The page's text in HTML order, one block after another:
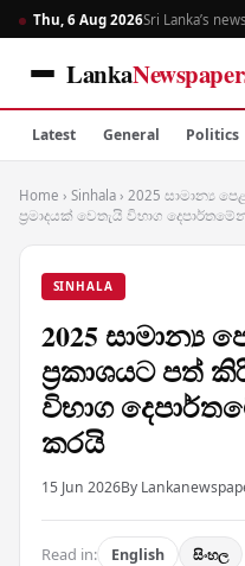
Thu, 6 Aug 2026Sri Lanka’s
Lanka
Latest General Politics
Home › Sinhala › 2025 සාමාන්‍ය
ප්‍රමාදයක් වෙතැයි විභාග
SINHALA
2025 සාමාන්‍ය
ප්‍රකාශයට පත්
විභාග
කරයි
15 Jun 2026By
Read in: English සිංහල